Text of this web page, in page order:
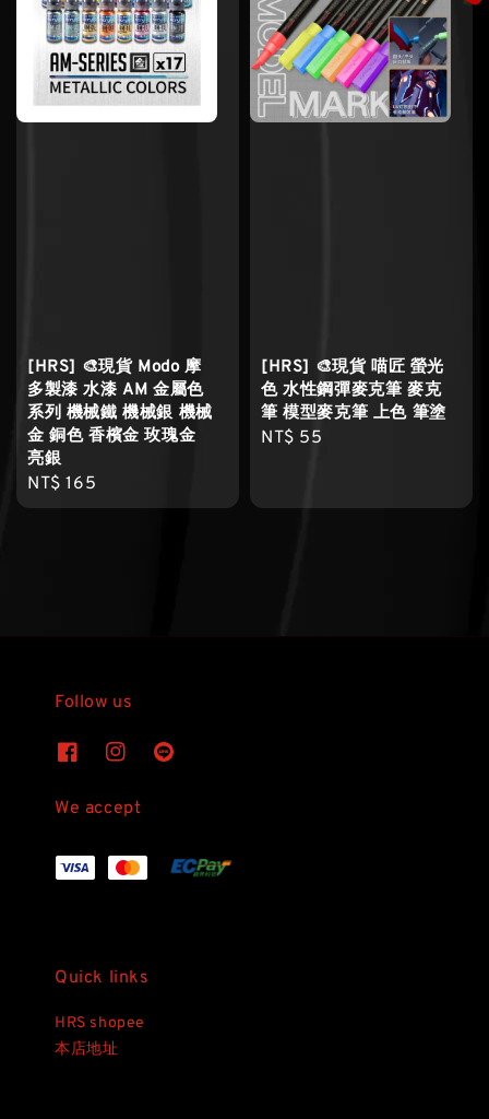
[HRS] 🎨現貨 Modo 摩
多製漆 水漆 AM 金屬色
系列 機械鐵 機械銀 機械
金 銅色 香檳金 玫瑰金
亮銀
Regular
price
NT$ 165
[HRS] 🎨現貨 喵匠 螢光
色 水性鋼彈麥克筆 麥克
筆 模型麥克筆 上色 筆塗
Regular
NT$ 55
Follow us
We accept
Quick links
HRS shopee
本店地址